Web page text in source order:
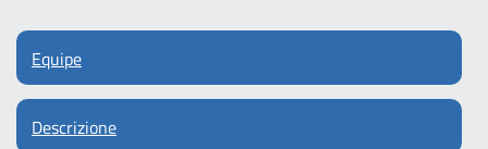
Equipe
Descrizione